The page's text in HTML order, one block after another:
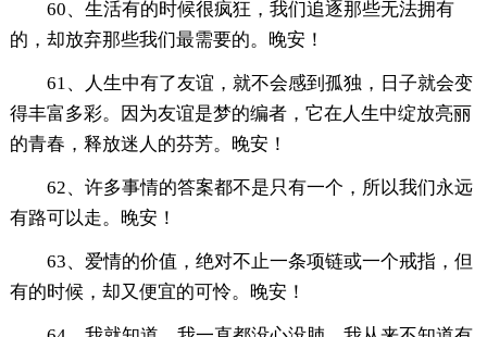
60、生活有的时候很疯狂，我们追逐那些无法拥有
的，却放弃那些我们最需要的。晚安！
61、人生中有了友谊，就不会感到孤独，日子就会变
得丰富多彩。因为友谊是梦的编者，它在人生中绽放亮丽
的青春，释放迷人的芬芳。晚安！
62、许多事情的答案都不是只有一个，所以我们永远
有路可以走。晚安！
63、爱情的价值，绝对不止一条项链或一个戒指，但
有的时候，却又便宜的可怜。晚安！